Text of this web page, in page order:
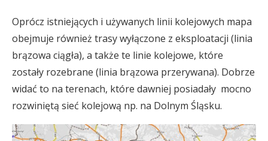
Oprócz istniejących i używanych linii kolejowych mapa
obejmuje również trasy wyłączone z eksploatacji (linia
brązowa ciągła), a także te linie kolejowe, które
zostały rozebrane (linia brązowa przerywana). Dobrze
widać to na terenach, które dawniej posiadały mocno
rozwiniętą sieć kolejową np. na Dolnym Śląsku.